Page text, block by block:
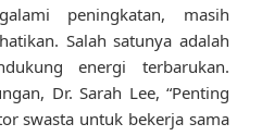
peningkatan, masih
Salah satunya adalah
energi terbarukan.
Dr. Sarah Lee, “Penting
swasta untuk bekerja sama